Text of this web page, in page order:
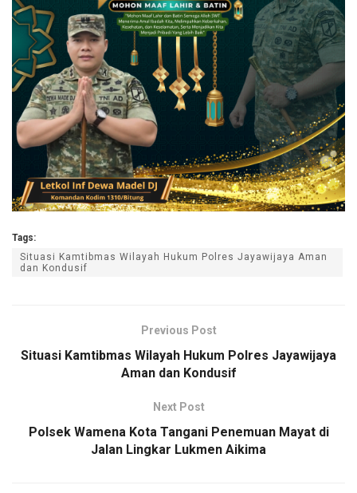
Tags:
Situasi Kamtibmas Wilayah Hukum Polres Jayawijaya Aman
dan Kondusif
Previous Post
Situasi Kamtibmas Wilayah Hukum Polres Jayawijaya
Aman dan Kondusif
Next Post
Polsek Wamena Kota Tangani Penemuan Mayat di
Jalan Lingkar Lukmen Aikima